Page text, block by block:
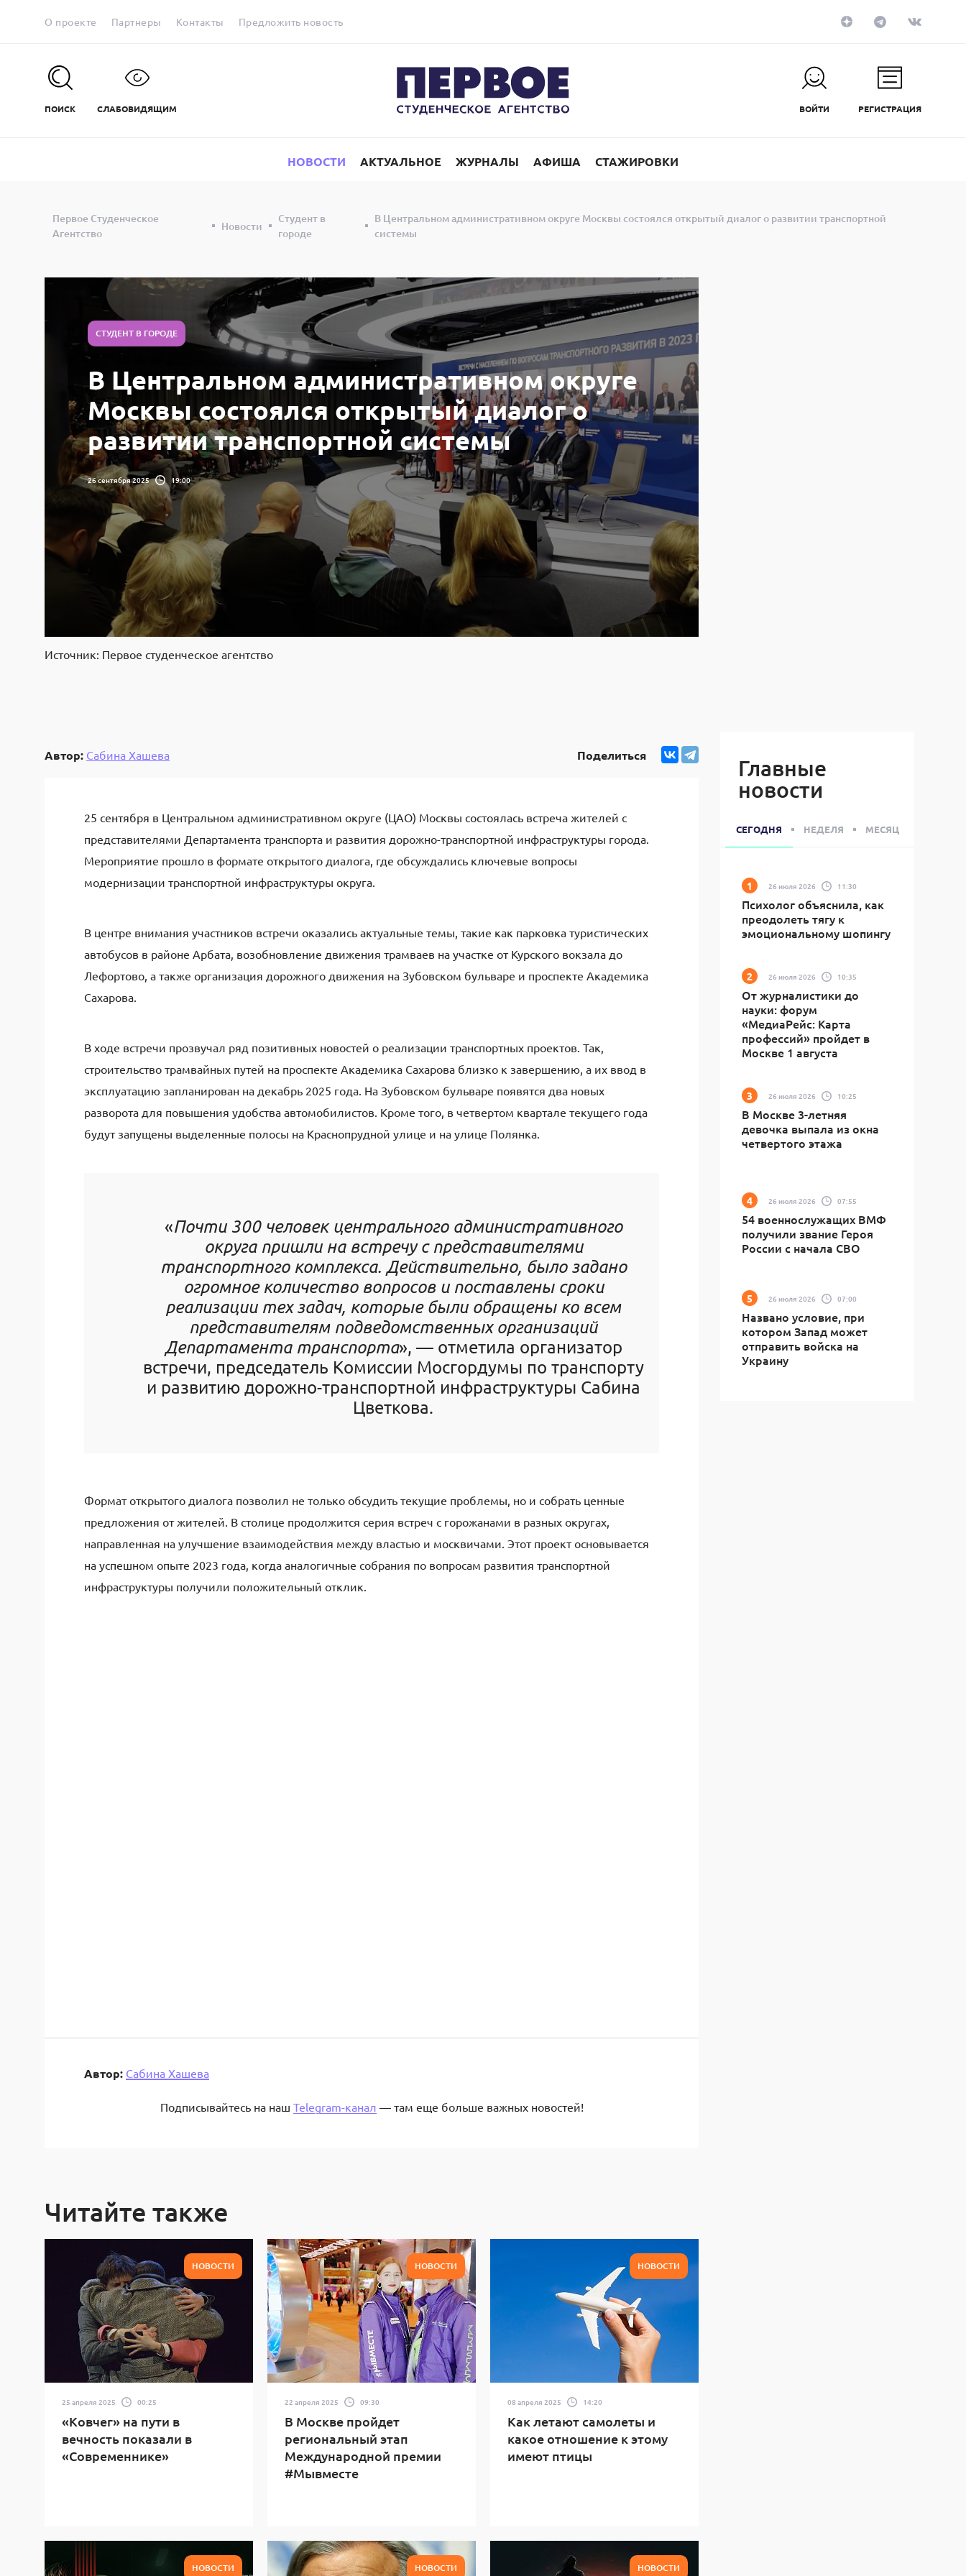
О проекте Партнеры Контакты Предложить новость
ПОИСК СЛАБОВИДЯЩИМ ВОЙТИ РЕГИСТРАЦИЯ
НОВОСТИ АКТУАЛЬНОЕ ЖУРНАЛЫ АФИША СТАЖИРОВКИ
Первое Студенческое
Агентство
Новости
Студент в
городе
В Центральном административном округе Москвы состоялся открытый диалог о развитии транспортной
системы
СТУДЕНТ В ГОРОДЕ
В Центральном административном округе
Москвы состоялся открытый диалог о
развитии транспортной системы
26 сентября 2025 19:00
Источник: Первое студенческое агентство
Автор: Сабина Хашева Поделиться
25 сентября в Центральном административном округе (ЦАО) Москвы состоялась встреча жителей с
представителями Департамента транспорта и развития дорожно-транспортной инфраструктуры города.
Мероприятие прошло в формате открытого диалога, где обсуждались ключевые вопросы
модернизации транспортной инфраструктуры округа.
В центре внимания участников встречи оказались актуальные темы, такие как парковка туристических
автобусов в районе Арбата, возобновление движения трамваев на участке от Курского вокзала до
Лефортово, а также организация дорожного движения на Зубовском бульваре и проспекте Академика
Сахарова.
В ходе встречи прозвучал ряд позитивных новостей о реализации транспортных проектов. Так,
строительство трамвайных путей на проспекте Академика Сахарова близко к завершению, а их ввод в
эксплуатацию запланирован на декабрь 2025 года. На Зубовском бульваре появятся два новых
разворота для повышения удобства автомобилистов. Кроме того, в четвертом квартале текущего года
будут запущены выделенные полосы на Краснопрудной улице и на улице Полянка.
«Почти 300 человек центрального административного
округа пришли на встречу с представителями
транспортного комплекса. Действительно, было задано
огромное количество вопросов и поставлены сроки
реализации тех задач, которые были обращены ко всем
представителям подведомственных организаций
Департамента транспорта», — отметила организатор
встречи, председатель Комиссии Мосгордумы по транспорту
и развитию дорожно-транспортной инфраструктуры Сабина
Цветкова.
Формат открытого диалога позволил не только обсудить текущие проблемы, но и собрать ценные
предложения от жителей. В столице продолжится серия встреч с горожанами в разных округах,
направленная на улучшение взаимодействия между властью и москвичами. Этот проект основывается
на успешном опыте 2023 года, когда аналогичные собрания по вопросам развития транспортной
инфраструктуры получили положительный отклик.
Автор: Сабина Хашева
Подписывайтесь на наш Telegram-канал — там еще больше важных новостей!
Читайте также
НОВОСТИ
25 апреля 2025 00:25
«Ковчег» на пути в
вечность показали в
«Современнике»
НОВОСТИ
22 апреля 2025 09:30
В Москве пройдет
региональный этап
Международной премии
#Мывместе
НОВОСТИ
08 апреля 2025 14:20
Как летают самолеты и
какое отношение к этому
имеют птицы
НОВОСТИ НОВОСТИ НОВОСТИ
Главные
новости
СЕГОДНЯ НЕДЕЛЯ МЕСЯЦ
26 июля 2026 11:30
Психолог объяснила, как
преодолеть тягу к
эмоциональному шопингу
26 июля 2026 10:35
От журналистики до
науки: форум
«МедиаРейс: Карта
профессий» пройдет в
Москве 1 августа
26 июля 2026 10:25
В Москве 3-летняя
девочка выпала из окна
четвертого этажа
26 июля 2026 07:55
54 военнослужащих ВМФ
получили звание Героя
России с начала СВО
26 июля 2026 07:00
Названо условие, при
котором Запад может
отправить войска на
Украину